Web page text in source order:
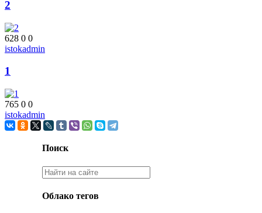
2
628 0 0
istokadmin
1
765 0 0
istokadmin
Поиск
Облако тегов